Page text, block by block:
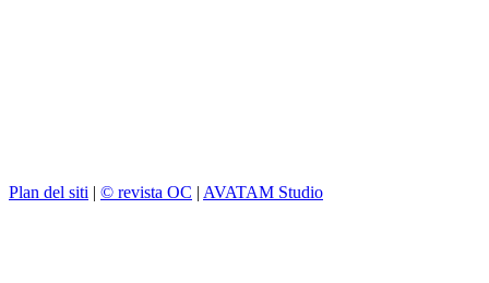
Plan del siti | © revista OC | AVATAM Studio